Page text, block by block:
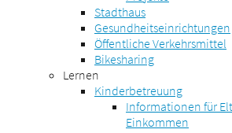
Stadthaus
Gesundheitseinrichtungen
Öffentliche Verkehrsmittel
Bikesharing
Lernen
Kinderbetreuung
Informationen für
Einkommen